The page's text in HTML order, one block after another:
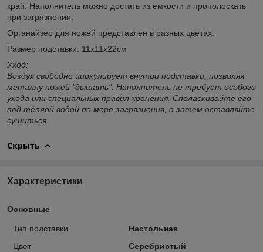
край. Наполнитель можно достать из емкости и прополоскать
при загрязнении.
Органайзер для ножей представлен в разных цветах.
Размер подставки: 11х11х22см
Уход:
Воздух свободно циркулирует внутри подставки, позволяя
металлу ножей "дышать". Наполнитель не требует особого
ухода или специальных правил хранения. Споласкивайте его
под тёплой водой по мере загрязнения, а затем оставляйте
сушиться.
Скрыть
Характеристики
Основные
Тип подставки
Настольная
Цвет
Серебристый